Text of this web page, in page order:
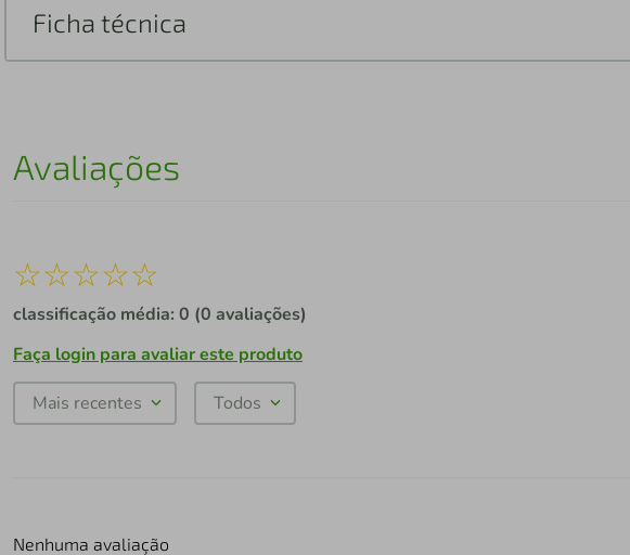
Ficha técnica
Avaliações
☆☆☆☆☆
classificação média: 0 (0 avaliações)
Faça login para avaliar este produto
Mais recentes Todos
Nenhuma avaliação